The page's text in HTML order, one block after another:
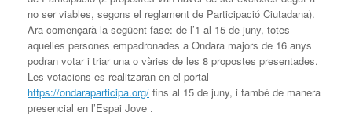
no ser viables, segons el reglament de Participació Ciutadana).
Ara començarà la següent fase: de l’1 al 15 de juny, totes
aquelles persones empadronades a Ondara majors de 16 anys
podran votar i triar una o vàries de les 8 propostes presentades.
Les votacions es realitzaran en el portal
https://ondaraparticipa.org/ fins al 15 de juny, i també de manera
presencial en l’Espai Jove .